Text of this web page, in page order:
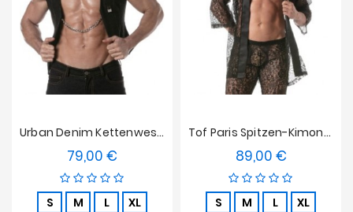
Urban Denim Kettenweste Tof Paris
79,00 €
S M L XL
Tof Paris Spitzen-Kimonojacke
89,00 €Preis
S M L XL